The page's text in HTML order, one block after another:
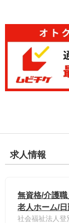
求人情報
無資格/介護
老人ホーム/
社会福祉法人登